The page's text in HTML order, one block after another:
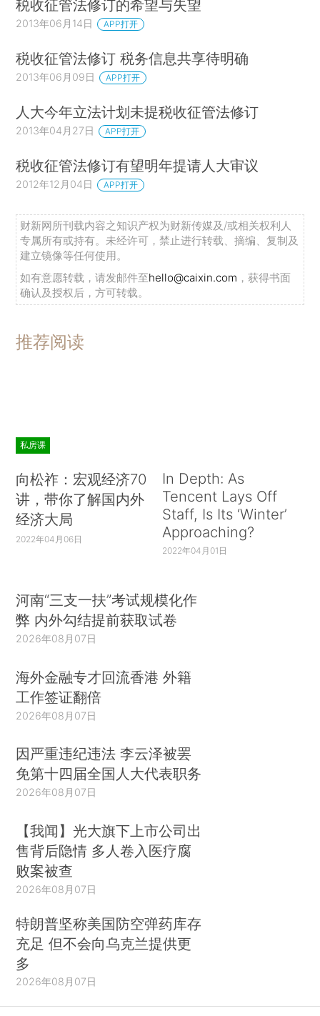
税收征管法修订的希望与失望
2013年06月14日 APP打开
税收征管法修订 税务信息共享待明确
2013年06月09日 APP打开
人大今年立法计划未提税收征管法修订
2013年04月27日 APP打开
税收征管法修订有望明年提请人大审议
2012年12月04日 APP打开
财新网所刊载内容之知识产权为财新传媒及/或相关权利人
专属所有或持有。未经许可，禁止进行转载、摘编、复制及
建立镜像等任何使用。
如有意愿转载，请发邮件至hello@caixin.com ，获得书面
确认及授权后，方可转载。
推荐阅读
私房课
向松祚：宏观经济70
讲，带你了解国内外
经济大局
2022年04月06日
In Depth: As
Tencent Lays Off
Staff, Is Its ‘Winter’
Approaching?
2022年04月01日
河南“三支一扶”考试规模化作
弊 内外勾结提前获取试卷
2026年08月07日
海外金融专才回流香港 外籍
工作签证翻倍
2026年08月07日
因严重违纪违法 李云泽被罢
免第十四届全国人大代表职务
2026年08月07日
【我闻】光大旗下上市公司出
售背后隐情 多人卷入医疗腐
败案被查
2026年08月07日
特朗普坚称美国防空弹药库存
充足 但不会向乌克兰提供更
多
2026年08月07日